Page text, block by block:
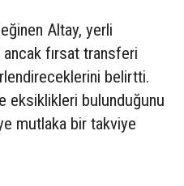
Altay, yerli
ancak fırsat transferi
belirtti.
eksiklikleri bulunduğunu
mutlaka bir takviye